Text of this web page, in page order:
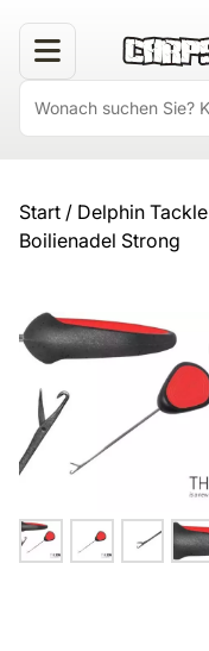
Start / Delphin Tackle
Boilienadel Strong